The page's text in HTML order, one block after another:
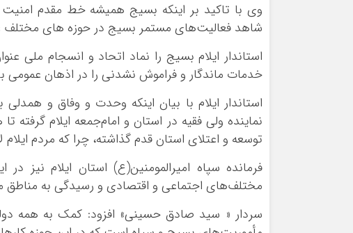
ایثار و شهادت
دفاع مقدس
بین الملل
آسیای غربی
آمریکا و اروپا
وی با تاکید بر اینکه بسیج همیشه خط مقدم
شاهد فعالیت‌های مستمر بسیج در حوزه های مختلف
استاندار ایلام بسیج را نماد اتحاد و انسجام
خدمات ماندگار و فراموش نشدنی را در اذهان
استاندار ایلام با بیان اینکه وحدت و وفاق و
نماینده ولی فقیه در استان و امام‌جمعه ایلام
توسعه و اعتلای استان قدم گذاشته، چرا که مردم
فرمانده سپاه امیرالمومنین(ع) استان ایلام نیز
مختلف‌های اجتماعی و اقتصادی و رسیدگی به
سردار « سید صادق حسینی» افزود: کمک به همه